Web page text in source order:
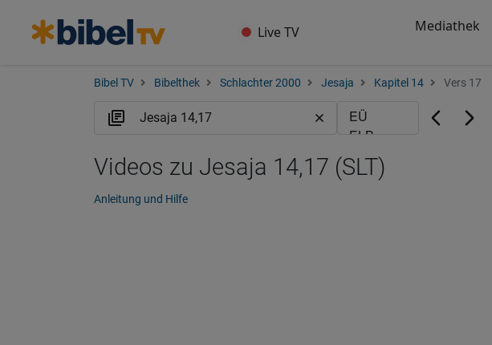
Live TV Mediathek
Bibel TV Bibelthek Schlachter 2000 Jesaja Kapitel 14 Vers 17
Videos zu Jesaja 14,17 (SLT)
Anleitung und Hilfe